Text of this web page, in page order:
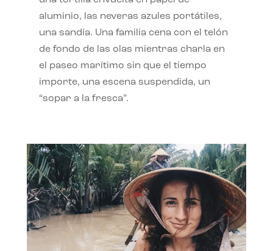
aluminio, las neveras azules portátiles,
una sandía. Una familia cena con el telón
de fondo de las olas mientras charla en
el paseo marítimo sin que el tiempo
importe, una escena suspendida, un
“sopar a la fresca”.